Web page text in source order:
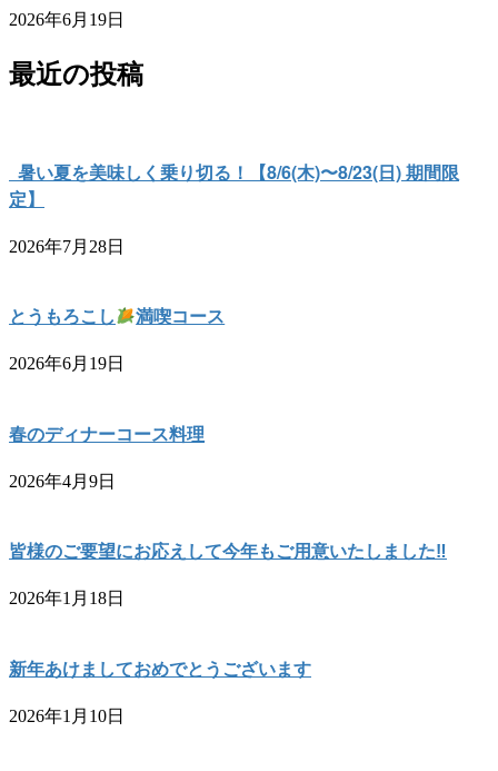
2026年6月19日
最近の投稿
暑い夏を美味しく乗り切る！【8/6(木)〜8/23(日) 期間限
定】
2026年7月28日
とうもろこし 満喫コース
2026年6月19日
春のディナーコース料理
2026年4月9日
皆様のご要望にお応えして今年もご用意いたしました‼︎
2026年1月18日
新年あけましておめでとうございます
2026年1月10日